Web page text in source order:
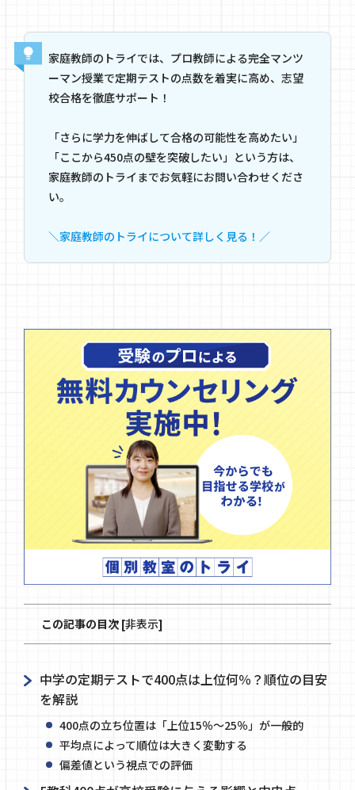
家庭教師のトライでは、プロ教師による完全マンツ
ーマン授業で定期テストの点数を着実に高め、志望
校合格を徹底サポート！
「さらに学力を伸ばして合格の可能性を高めたい」
「ここから450点の壁を突破したい」という方は、
家庭教師のトライまでお気軽にお問い合わせくださ
い。
＼家庭教師のトライについて詳しく見る！／
この記事の目次 [非表示]
中学の定期テストで400点は上位何％？順位の目安
を解説
400点の立ち位置は「上位15％～25％」が一般的
平均点によって順位は大きく変動する
偏差値という視点での評価